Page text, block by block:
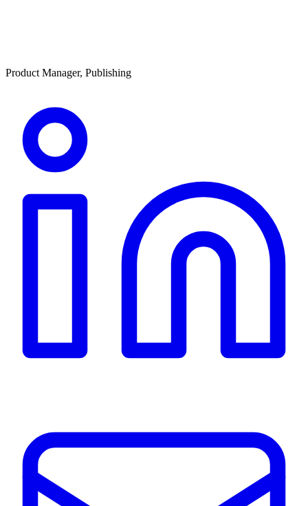
Product Manager, Publishing